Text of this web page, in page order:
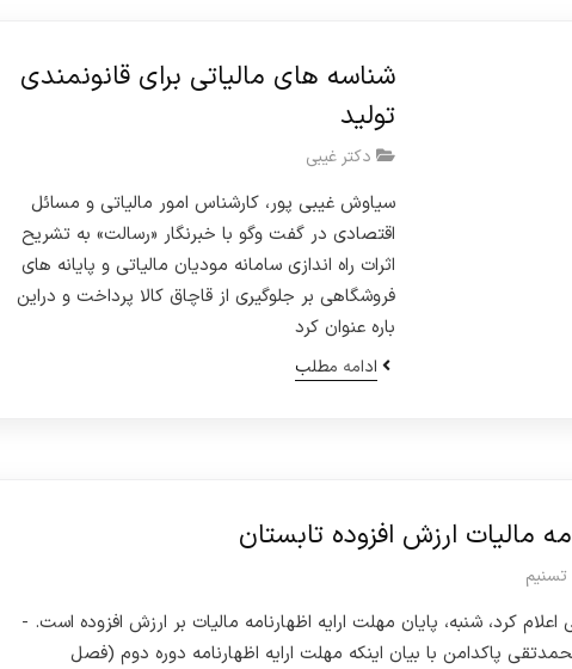
شناسه های مالیاتی برای قانونمندی
تولید
دکتر غیبی
سیاوش غیبی پور، کارشناس امور مالیاتی و مسائل
اقتصادی در گفت وگو با خبرنگار «رسالت» به تشریح
اثرات راه اندازی سامانه مودیان مالیاتی و پایانه های
فروشگاهی بر جلوگیری از قاچاق کالا پرداخت و دراین
باره عنوان کرد
ادامه مطلب
مالیات ارزش افزوده تابستان
تسنیم
کرد، شنبه، پایان مهلت ارایه اظهارنامه مالیات بر ارزش افزوده است. -
پاکدامن با بیان اینکه مهلت ارایه اظهارنامه دوره دوم (فصل